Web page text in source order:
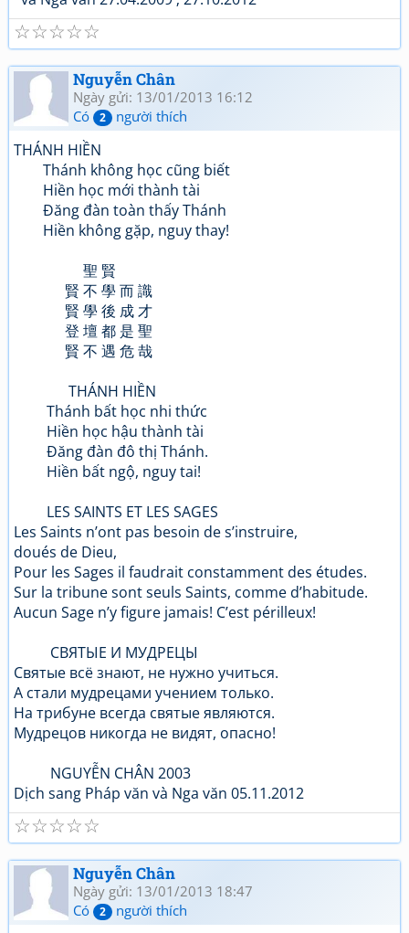
☆
☆
☆
☆
☆
Nguyễn Chân
Ngày gửi: 13/01/2013 16:12
Có
2 người thích
THÁNH HIỀN
Thánh không học cũng biết
Hiền học mới thành tài
Đăng đàn toàn thấy Thánh
Hiền không gặp, nguy thay!
聖 賢
賢 不 學 而 識
賢 學 後 成 才
登 壇 都 是 聖
賢 不 遇 危 哉
THÁNH HIỀN
Thánh bất học nhi thức
Hiền học hậu thành tài
Đăng đàn đô thị Thánh.
Hiền bất ngộ, nguy tai!
LES SAINTS ET LES SAGES
Les Saints n’ont pas besoin de s’instruire,
doués de Dieu,
Pour les Sages il faudrait constamment des études.
Sur la tribune sont seuls Saints, comme d’habitude.
Aucun Sage n’y figure jamais! C’est périlleux!
СВЯТЫЕ И МУДРЕЦЫ
Святые всё знают, не нужно учиться.
А стали мудрецами учением только.
На трибуне всегда святые являются.
Мудрецов никогда не видят, опасно!
NGUYỄN CHÂN 2003
Dịch sang Pháp văn và Nga văn 05.11.2012
☆
☆
☆
☆
☆
Nguyễn Chân
Ngày gửi: 13/01/2013 18:47
Có
2 người thích